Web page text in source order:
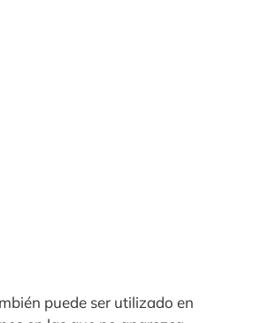
puede ser utilizado en